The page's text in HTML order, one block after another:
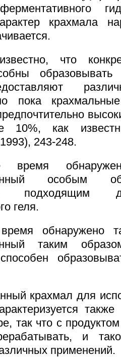
крахмала
что
образовывать
пока
10%, как
243-248.
время
особым
подходящим
геля.
обнаружено
таким
крахмал для
так что с
и
применений.